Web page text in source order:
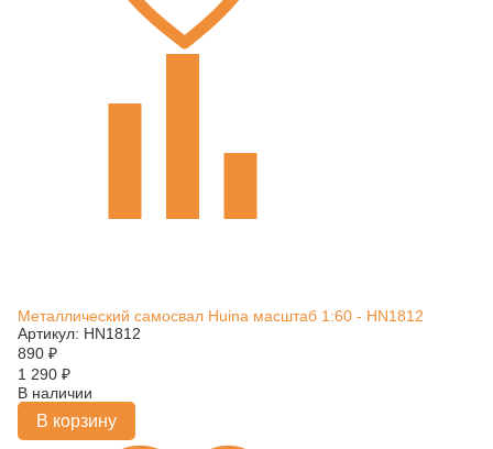
Металлический самосвал Huina масштаб 1:60 - HN1812
Артикул: HN1812
890 ₽
1 290 ₽
В наличии
В корзину